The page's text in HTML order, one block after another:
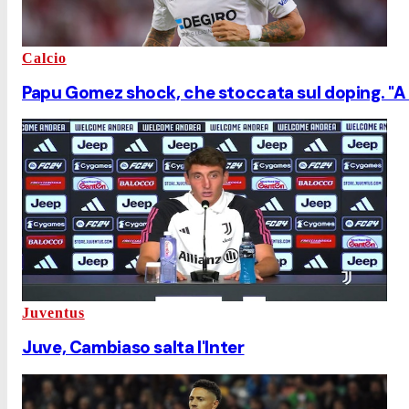
Calcio
Papu Gomez shock, che stoccata sul doping.
Juventus
Juve, Cambiaso salta l'Inter